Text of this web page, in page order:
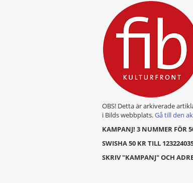
OBS! Detta är arkiverade
i Bilds webbplats.Gå till den
KAMPANJ! 3 NUMMER FÖR
SWISHA 50 KR TILL
SKRIV "KAMPANJ" OCH